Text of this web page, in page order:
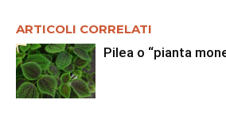
ARTICOLI CORRELATI
Pilea o “pianta